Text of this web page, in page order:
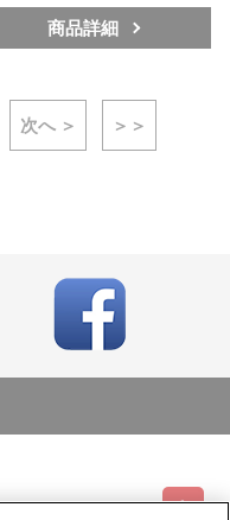
商品詳細
次へ ＞ ＞＞